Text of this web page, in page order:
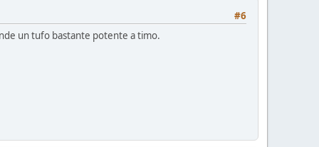
#6
un tufo bastante potente a timo.